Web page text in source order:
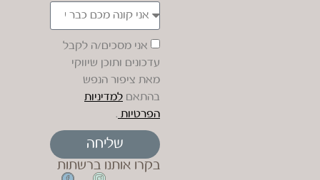
אני מסכים/ה לקבל
עדכונים ותוכן שיווקי
מאת ציפור הנפש
בהתאם למדיניות
הפרטיות .
שליחה
בקרו אותנו ברשתות